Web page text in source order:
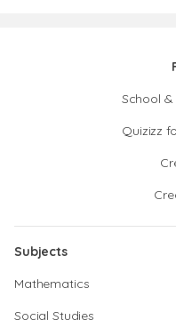
School
Quizizz
Subjects
Mathematics
Social Studies